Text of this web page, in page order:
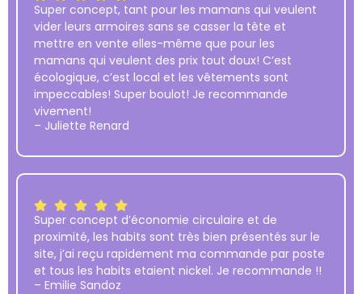
Super concept, tant pour les mamans qui veulent
vider leurs armoires sans se casser la tête et
mettre en vente elles-même que pour les
mamans qui veulent des prix tout doux! C’est
écologique, c’est local et les vêtements sont
impeccables! Super boulot! Je recommande
vivement!
– Juliette Renard
Super concept d’économie circulaire et de
proximité, les habits sont très bien présentés sur le
site, j’ai reçu rapidement ma commande par poste
et tous les habits etaient nickel. Je recommande !!
– Emilie Sandoz